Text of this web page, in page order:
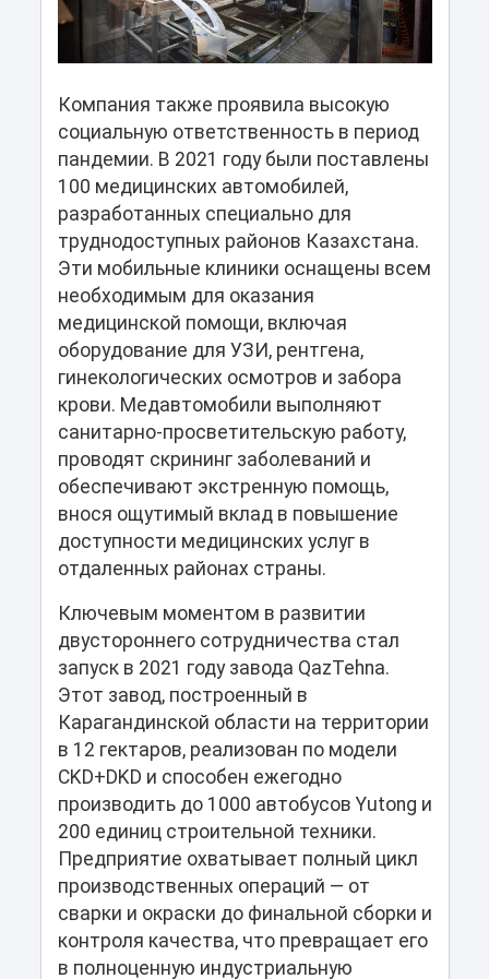
Компания также проявила высокую
социальную ответственность в период
пандемии. В 2021 году были поставлены
100 медицинских автомобилей,
разработанных специально для
труднодоступных районов Казахстана.
Эти мобильные клиники оснащены всем
необходимым для оказания
медицинской помощи, включая
оборудование для УЗИ, рентгена,
гинекологических осмотров и забора
крови. Медавтомобили выполняют
санитарно-просветительскую работу,
проводят скрининг заболеваний и
обеспечивают экстренную помощь,
внося ощутимый вклад в повышение
доступности медицинских услуг в
отдаленных районах страны.
Ключевым моментом в развитии
двустороннего сотрудничества стал
запуск в 2021 году завода QazTehna.
Этот завод, построенный в
Карагандинской области на территории
в 12 гектаров, реализован по модели
CKD+DKD и способен ежегодно
производить до 1000 автобусов Yutong и
200 единиц строительной техники.
Предприятие охватывает полный цикл
производственных операций — от
сварки и окраски до финальной сборки и
контроля качества, что превращает его
в полноценную индустриальную